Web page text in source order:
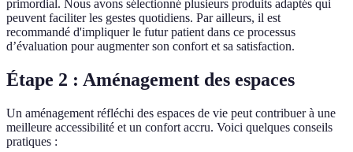
primordial. Nous avons sélectionné plusieurs produits adaptés qui
peuvent faciliter les gestes quotidiens. Par ailleurs, il est
recommandé d'impliquer le futur patient dans ce processus
d’évaluation pour augmenter son confort et sa satisfaction.
Étape 2 : Aménagement des espaces
Un aménagement réfléchi des espaces de vie peut contribuer à une
meilleure accessibilité et un confort accru. Voici quelques conseils
pratiques :